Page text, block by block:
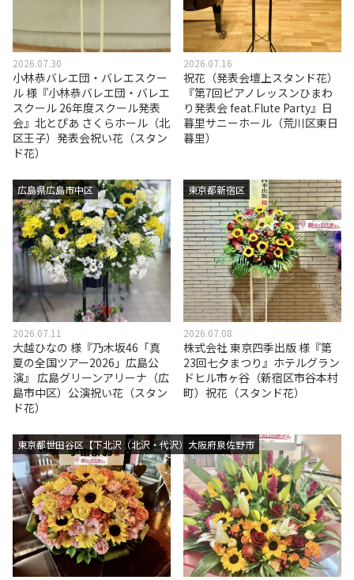
2026.07.30
小林恭バレエ団・バレエスクー
ル 様『小林恭バレエ団・バレエ
スクール 26年度スクール発表
会』北とぴあ さくらホール（北
区王子）発表会祝い花（スタン
ド花）
2026.07.16
祝花（発表会壇上スタンド花）
『第7回ピアノレッスンひまわ
り発表会 feat.Flute Party』日
暮里サニーホール（荒川区東日
暮里）
広島県広島市中区
2026.07.11
大越ひなの 様『乃木坂46「真
夏の全国ツアー2026」広島公
演』 広島グリーンアリーナ（広
島市中区）公演祝い花（スタン
ド花）
東京都新宿区
2026.07.08
株式会社 東京四季出版 様『第
23回七夕まつり』ホテルグラン
ドヒル市ヶ谷（新宿区市谷本村
町）祝花（スタンド花）
東京都世田谷区【下北沢（北沢・代沢）エリア】
大阪府泉佐野市